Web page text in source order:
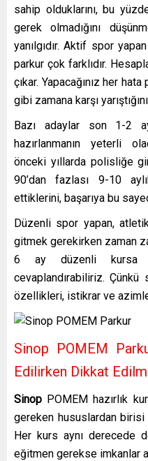
sahip olduklarını, bu
gerek olmadığını
yanılgıdır. Aktif spor
parkur çok farklıdır.
çıkar. Yapacağınız her
gibi zamana karşı
Bazı adaylar son 1-2
hazırlanmanın yeterli
önceki yıllarda polisliğe
90’dan fazlası 9-10
ettiklerini, başarıya bu
Düzenli spor yapan,
gitmek gerekirken zaman
6 ay düzenli kursa
cevaplandırabiliriz.
özellikleri, istikrar ve azimle
Sinop POMEM
Edilirken Dikkat
Sinop POMEM hazırlık
gereken hususlardan birisi
Her kurs aynı derecede
eğitmen gerekse imkanlar